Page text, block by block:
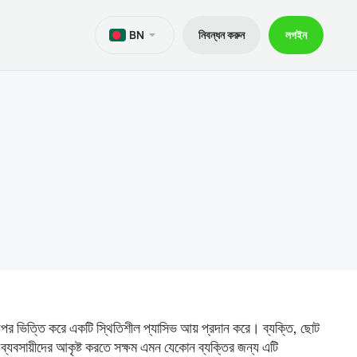
BN নিবন্ধন করুন লগইন
ভিত্তি করে একটি স্থিতিশীল প্যাসিভ আয় প্রদান করে। ব্যক্তি, ছোট
ব্যবসায়ীদের আকৃষ্ট করতে সক্ষম এমন যেকোন ব্যক্তির জন্য এটি